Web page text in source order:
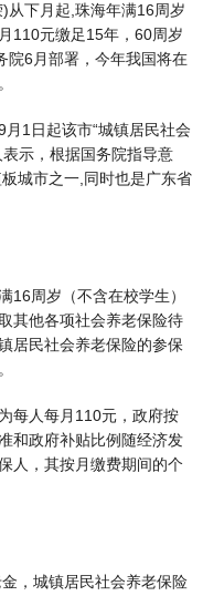
下月起,珠海年满16周岁
110元缴足15年，60周岁
院6月部署，今年我国将在
1日起该市“城镇居民社会
示，根据国务院指导意
城市之一,同时也是广东省
周岁（不含在校学生）
其他各项社会养老保险待
居民社会养老保险的参保
人每月110元，政府按
和政府补贴比例随经济发
人，其按月缴费期间的个
，城镇居民社会养老保险